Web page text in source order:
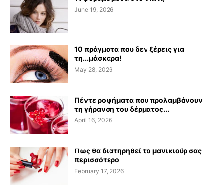
June 19, 2026
10 πράγματα που δεν ξέρεις για
τη...μάσκαρα!
May 28, 2026
Πέντε ροφήματα που προλαμβάνουν
τη γήρανση του δέρματος...
April 16, 2026
Πως θα διατηρηθεί το μανικιούρ σας
περισσότερο
February 17, 2026